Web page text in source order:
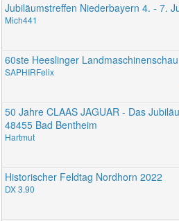
Jubiläumstreffen Niederbayern 4. - 7.
Mich441
60ste Heeslinger
SAPHIRFelix
50 Jahre CLAAS JAGUAR - Das
48455 Bad Bentheim
Hartmut
Historischer Feldtag Nordhorn 2022
DX 3.90